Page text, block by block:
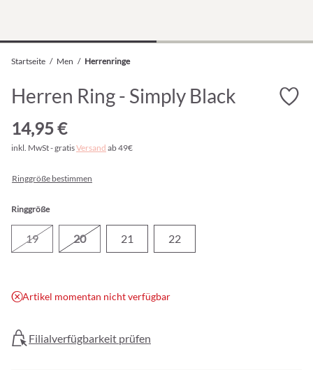
Startseite / Men / Herrenringe
Herren Ring - Simply Black
14,95 €
inkl. MwSt - gratisVersand ab 49€
Ringgröße bestimmen
Ringgröße
19 20 21 22
Artikel momentan nicht verfügbar
Filialverfügbarkeit prüfen